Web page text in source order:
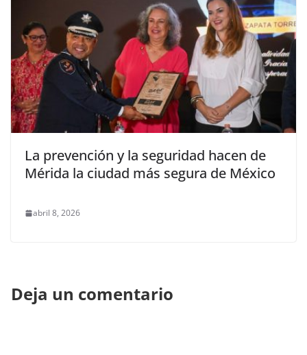
La prevención y la seguridad hacen de
Mérida la ciudad más segura de México
abril 8, 2026
Deja un comentario